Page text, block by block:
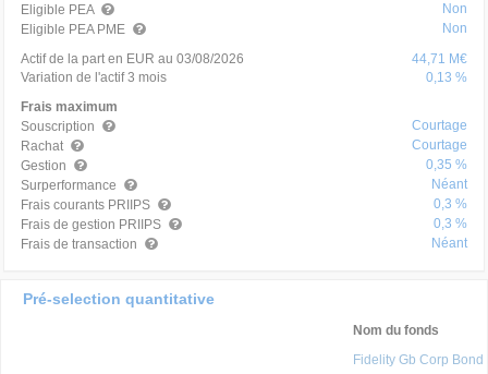
Eligible PEA
Non
Eligible PEA PME
Non
Actif de la part en EUR au 03/08/2026
44,71 M€
Variation de l'actif 3 mois
0,13 %
Frais maximum
Souscription
Courtage
Rachat
Courtage
Gestion
0,35 %
Surperformance
Néant
Frais courants PRIIPS
0,3 %
Frais de gestion PRIIPS
0,3 %
Frais de transaction
Néant
Pré-selection quantitative
Nom du fonds
Fidelity Gb Corp Bond